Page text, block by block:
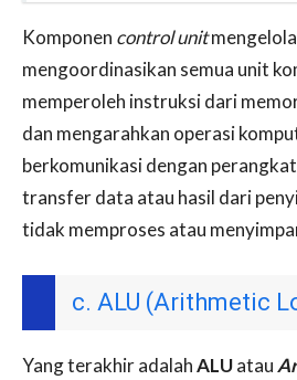
Komponen control unit
mengoordinasikan semua unit
memperoleh instruksi dari
dan mengarahkan operasi
berkomunikasi dengan perangkat
transfer data atau hasil dari
tidak memproses atau
c. ALU (Arithmetic
Yang terakhir adalahALUatau